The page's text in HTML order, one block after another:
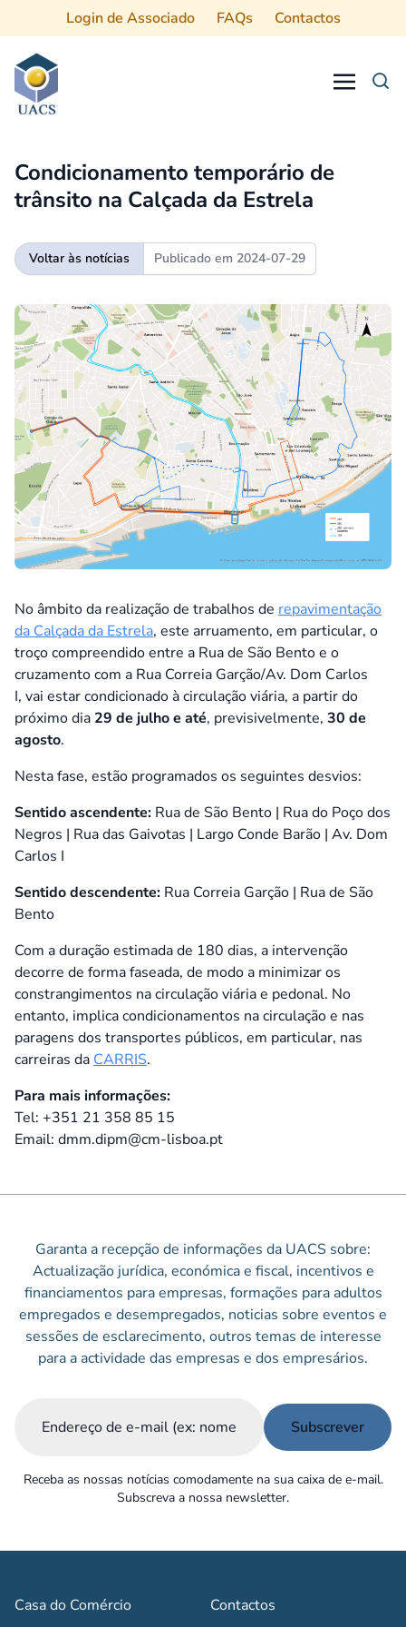
Login de Associado FAQs Contactos
Condicionamento temporário de
trânsito na Calçada da Estrela
Voltar às notícias Publicado em 2024-07-29
No âmbito da realização de trabalhos de repavimentação
da Calçada da Estrela, este arruamento, em particular, o
troço compreendido entre a Rua de São Bento e o
cruzamento com a Rua Correia Garção/Av. Dom Carlos
I, vai estar condicionado à circulação viária, a partir do
próximo dia 29 de julho e até, previsivelmente, 30 de
agosto.
Nesta fase, estão programados os seguintes desvios:
Sentido ascendente: Rua de São Bento | Rua do Poço dos
Negros | Rua das Gaivotas | Largo Conde Barão | Av. Dom
Carlos I
Sentido descendente: Rua Correia Garção | Rua de São
Bento
Com a duração estimada de 180 dias, a intervenção
decorre de forma faseada, de modo a minimizar os
constrangimentos na circulação viária e pedonal. No
entanto, implica condicionamentos na circulação e nas
paragens dos transportes públicos, em particular, nas
carreiras da CARRIS.
Para mais informações:
Tel: +351 21 358 85 15
Email: dmm.dipm@cm-lisboa.pt
Garanta a recepção de informações da UACS sobre:
Actualização jurídica, económica e fiscal, incentivos e
financiamentos para empresas, formações para adultos
empregados e desempregados, noticias sobre eventos e
sessões de esclarecimento, outros temas de interesse
para a actividade das empresas e dos empresários.
Receba as nossas notícias comodamente na sua caixa de e-mail.
Subscreva a nossa newsletter.
Casa do Comércio Contactos